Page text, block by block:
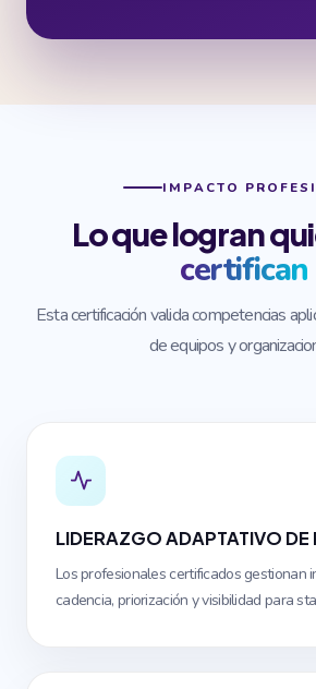
IMPACTO
Lo que logran
certifican
Esta certificación valida competencias
de equipos y
LIDERAZGO ADAPTATIVO DE
Los profesionales certificados gestionan
cadencia, priorización y visibilidad para